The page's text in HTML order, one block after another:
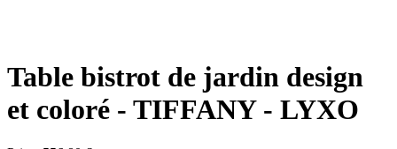
Table bistrot de jardin design
et coloré - TIFFANY - LYXO